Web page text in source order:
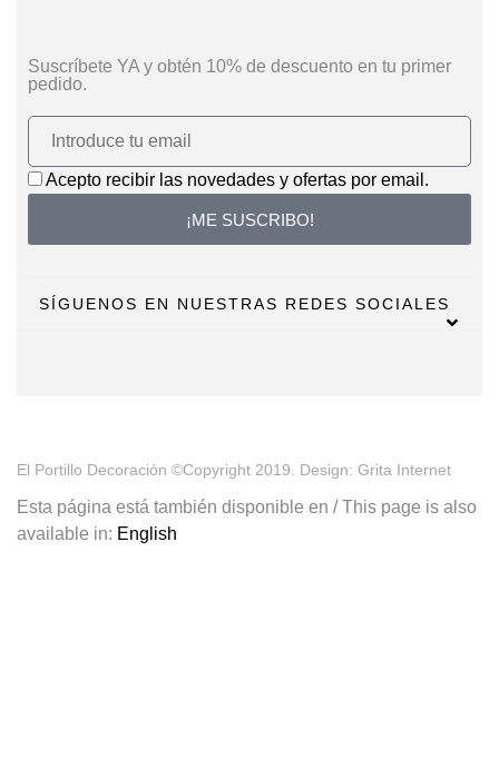
Suscríbete YA y obtén 10% de descuento en tu primer
pedido.
Acepto recibir las novedades y ofertas por email.
¡ME SUSCRIBO!
SÍGUENOS EN NUESTRAS REDES SOCIALES
El Portillo Decoración ©Copyright 2019. Design: Grita Internet
Esta página está también disponible en / This page is also
available in: English